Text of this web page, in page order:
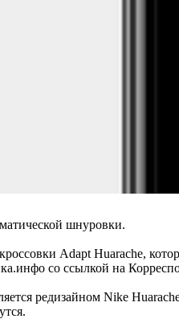
шнуровки.
Adapt Huarache,
со ссылкой на
редизайном Nike